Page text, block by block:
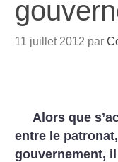
11 juillet 2012 par
Alors que
entre le
gouvernement,